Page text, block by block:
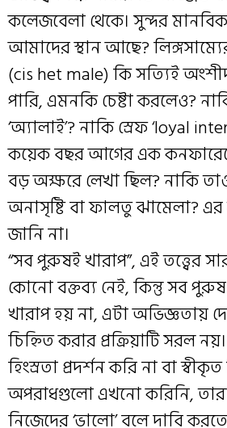
কলেজবেলা থেকে। সুন্দর
আমাদের স্থান আছে?
(cis het male) কি সত্যিই
পারি, এমনকি চেষ্টা করলেও?
‘অ্যালাই’? নাকি স্রেফ ‘loyal
কয়েক বছর আগের এক
বড় অক্ষরে লেখা ছিল? নাকি
অনাসৃষ্টি বা ফালতু ঝামেলা?
জানি না।
“সব পুরুষই খারাপ”, এই তত্ত্বের
কোনো বক্তব্য নেই, কিন্তু সব
খারাপ হয় না, এটা অভিজ্ঞতায়
চিহ্নিত করার প্রক্রিয়াটি সরল
হিংস্রতা প্রদর্শন করি না বা
অপরাধগুলো এখনো করিনি,
নিজেদের ‘ভালো’ বলে দাবি